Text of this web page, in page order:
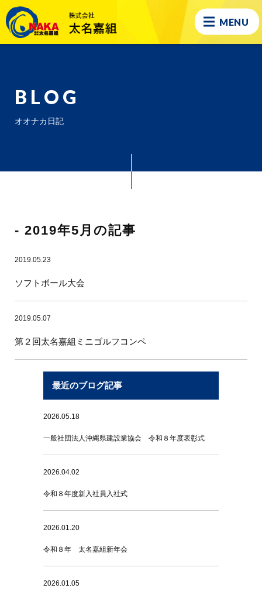
MENU
BLOG
オオナカ日記
- 2019年5月の記事
2019.05.23
ソフトボール大会
2019.05.07
第２回太名嘉組ミニゴルフコンペ
最近のブログ記事
2026.05.18
一般社団法人沖縄県建設業協会 令和８年度表彰式
2026.04.02
令和８年度新入社員入社式
2026.01.20
令和８年 太名嘉組新年会
2026.01.05